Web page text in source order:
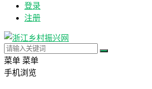
登录
注册
菜单 菜单
手机浏览